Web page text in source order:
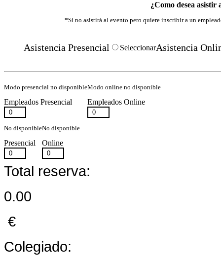
¿Como desea asistir
*Si no asistirá al evento pero quiere inscribir a un
Asistencia Presencial SeleccionarAsistencia
Modo presencial no disponible
Empleados Presencial
Modo online no disponible
Empleados Online
No disponible
Presencial
No disponible
Online
Total reserva:
0.00
€
Colegiado: